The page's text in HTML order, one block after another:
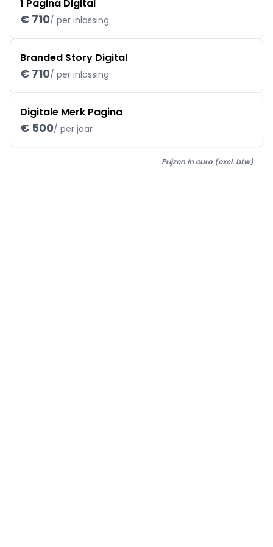
1 Pagina Digital
€ 710/ per inlassing
Branded Story Digital
€ 710/ per inlassing
Digitale Merk Pagina
€ 500/ per jaar
Prijzen in euro (excl. btw)